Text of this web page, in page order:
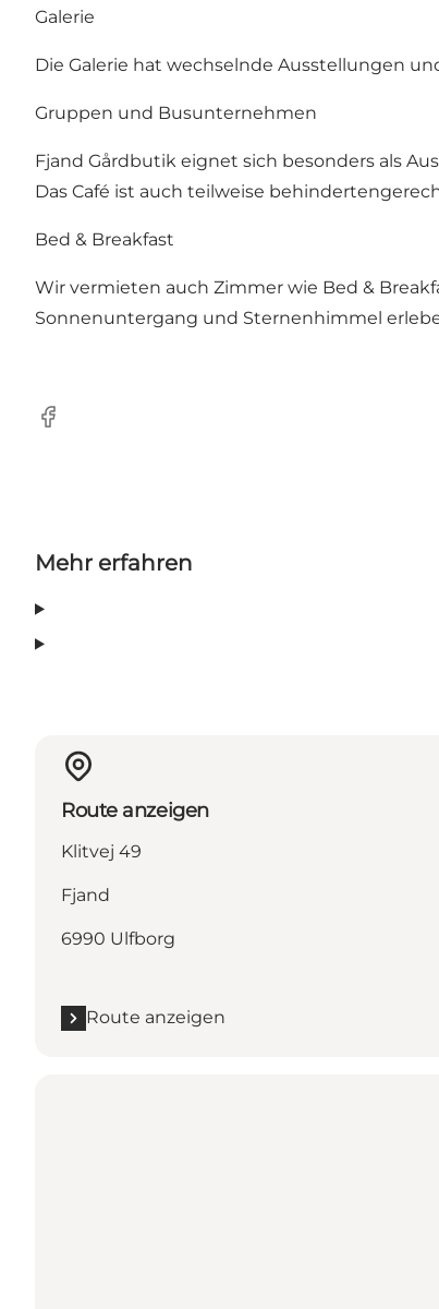
Galerie
Die Galerie hat wechselnde Ausstellungen
Gruppen und Busunternehmen
Fjand Gårdbutik eignet sich besonders als
Das Café ist auch teilweise
Bed & Breakfast
Wir vermieten auch Zimmer wie Bed &
Sonnenuntergang und Sternenhimmel
Facebook
Mehr erfahren
Route anzeigen
Klitvej 49
Fjand
6990 Ulfborg
Route anzeigen